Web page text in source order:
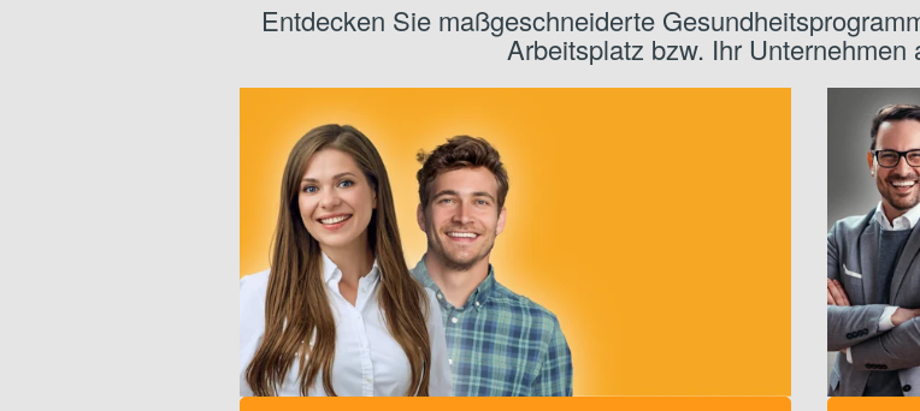
Entdecken Sie maßgeschneiderte
Arbeitsplatz bzw. Ihr Unternehmen